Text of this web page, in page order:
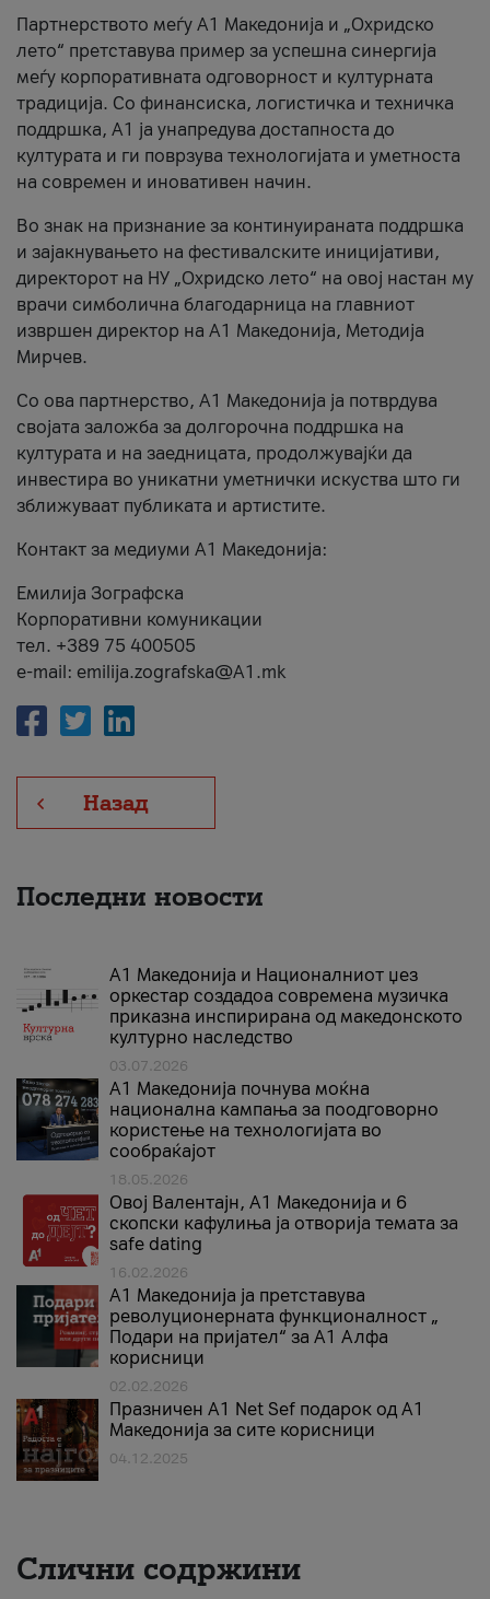
Партнерството меѓу A1 Македонија и „Охридско
лето“ претставува пример за успешна синергија
меѓу корпоративната одговорност и културната
традиција. Со финансиска, логистичка и техничка
поддршка, A1 ја унапредува достапноста до
културата и ги поврзува технологијата и уметноста
на современ и иновативен начин.
Во знак на признание за континуираната поддршка
и зајакнувањето на фестивалските иницијативи,
директорот на НУ „Охридско лето“ на овој настан му
врачи симболична благодарница на главниот
извршен директор на A1 Македонија, Методија
Мирчев.
Со ова партнерство, A1 Македонија ја потврдува
својата заложба за долгорочна поддршка на
културата и на заедницата, продолжувајќи да
инвестира во уникатни уметнички искуства што ги
зближуваат публиката и артистите.
Контакт за медиуми А1 Македонија:
Емилија Зографска
Корпоративни комуникации
тел. +389 75 400505
e-mail: emilija.zografska@A1.mk
Назад
Последни новости
А1 Македонија и Националниот џез
оркестар создадоа современа музичка
приказна инспирирана од македонското
културно наследство
03.07.2026
A1 Македонија почнува моќна
национална кампања за поодговорно
користење на технологијата во
сообраќајот
18.05.2026
Овој Валентајн, A1 Македонија и 6
скопски кафулиња ја отворија темата за
safe dating
16.02.2026
А1 Македонија ја претставува
револуционерната функционалност „
Подари на пријател“ за А1 Алфа
корисници
02.02.2026
Празничен A1 Net Sеf подарок од А1
Македонија за сите корисници
04.12.2025
Слични содржини